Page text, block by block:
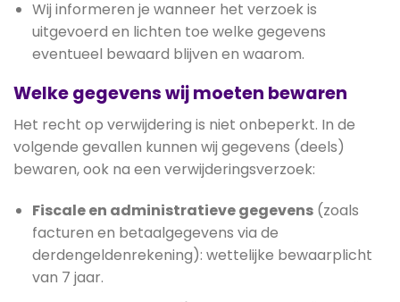
Wij informeren je wanneer het verzoek is
uitgevoerd en lichten toe welke gegevens
eventueel bewaard blijven en waarom.
Welke gegevens wij moeten bewaren
Het recht op verwijdering is niet onbeperkt. In de
volgende gevallen kunnen wij gegevens (deels)
bewaren, ook na een verwijderingsverzoek:
Fiscale en administratieve gegevens(zoals
facturen en betaalgegevens via de
derdengeldenrekening): wettelijke bewaarplicht
van 7 jaar.